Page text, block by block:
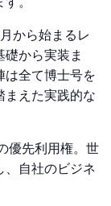
から始まるレ
から実装ま
は全て博士号を
まえた実践的な
優先利用権。世
、自社のビジネ